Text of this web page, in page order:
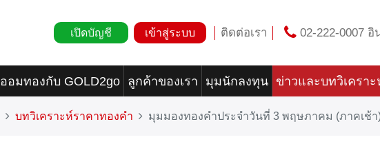
เปิดบัญชี เข้าสู่ระบบ ติดต่อเรา 02-222-0007 อิ
ออมทองกับ GOLD2go ลูกค้าของเรา มุมนักลงทุน ข่าวและบทวิเคราะ
บทวิเคราะห์ราคาทองคำ มุมมองทองคำประจำวันที่ 3 พฤษภาคม (ภาคเช้า